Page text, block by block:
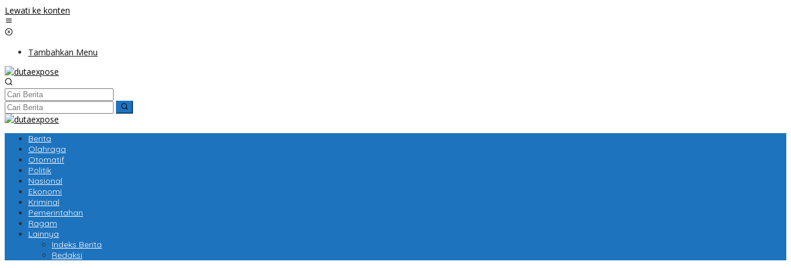
Lewati ke konten
Tambahkan Menu
Berita
Olahraga
Otomatif
Politik
Nasional
Ekonomi
Kriminal
Pemerintahan
Ragam
Lainnya
Indeks Berita
Redaksi